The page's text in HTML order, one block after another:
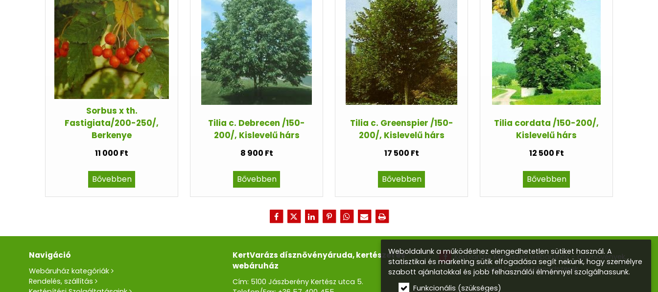
Sorbus x th.
Fastigiata/200-250/,
Berkenye
11 000 Ft
Bővebben
Tilia c. Debrecen /150-
200/, Kislevelű hárs
8 900 Ft
Bővebben
Tilia c. Greenspier /150-
200/, Kislevelű hárs
17 500 Ft
Bővebben
Tilia cordata /150-200/,
Kislevelű hárs
12 500 Ft
Bővebben
Navigáció
Webáruház kategóriák
Rendelés, szállítás
KertVarázs dísznövényáruda, kertészet és
webáruház
Cím: 5100 Jászberény Kertész utca 5.
Kertvarázs Kertészeti webáruház - dísznövények,
kerti tó, öntözőrendszerek
Weboldalunk a működéshez elengedhetetlen sütiket használ. A
statisztikai és marketing sütik elfogadása segít nekünk, hogy személyre
szabott ajánlatokkal és jobb felhasználói élménnyel szolgálhassunk.
Funkcionális (szükséges)